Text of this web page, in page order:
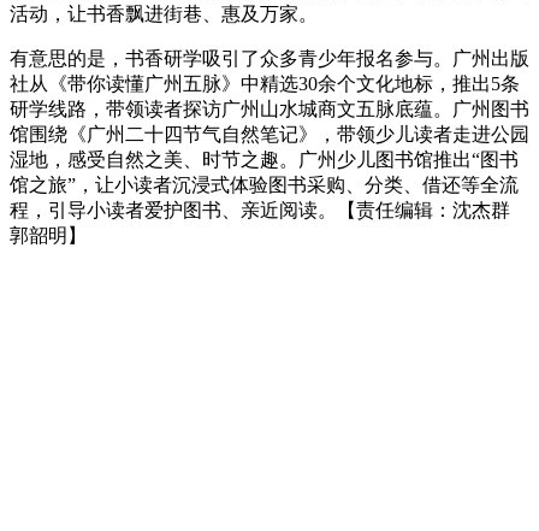
活动，让书香飘进街巷、惠及万家。
有意思的是，书香研学吸引了众多青少年报名参与。广州出版
社从《带你读懂广州五脉》中精选30余个文化地标，推出5条
研学线路，带领读者探访广州山水城商文五脉底蕴。广州图书
馆围绕《广州二十四节气自然笔记》，带领少儿读者走进公园
湿地，感受自然之美、时节之趣。广州少儿图书馆推出“图书
馆之旅”，让小读者沉浸式体验图书采购、分类、借还等全流
程，引导小读者爱护图书、亲近阅读。【责任编辑：沈杰群
郭韶明】